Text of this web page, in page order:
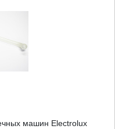
машин Electrolux